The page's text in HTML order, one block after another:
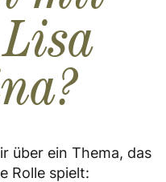
über ein Thema, das
Rolle spielt: